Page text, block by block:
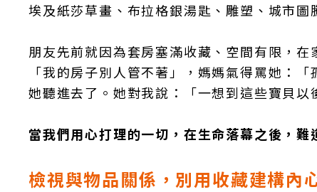
埃及紙莎草畫、布拉格銀湯匙、雕塑、城市
朋友先前就因為套房塞滿收藏、空間有限，
「我的房子別人管不著」，媽媽氣得罵她：
她聽進去了。她對我說：「一想到這些寶貝以
當我們用心打理的一切，在生命落幕之後，
檢視與物品關係，別用收藏建構內